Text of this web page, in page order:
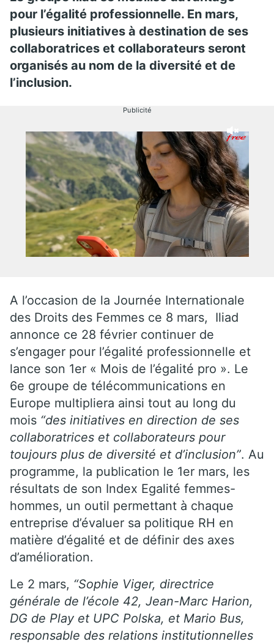
pour l’égalité professionnelle. En mars,
plusieurs initiatives à destination de ses
collaboratrices et collaborateurs seront
organisés au nom de la diversité et de
l’inclusion.
Publicité
A l’occasion de la Journée Internationale
des Droits des Femmes ce 8 mars, Iliad
annonce ce 28 février continuer de
s’engager pour l’égalité professionnelle et
lance son 1er « Mois de l’égalité pro ». Le
6e groupe de télécommunications en
Europe multipliera ainsi tout au long du
mois “des initiatives en direction de ses
collaboratrices et collaborateurs pour
toujours plus de diversité et d’inclusion”. Au
programme, la publication le 1er mars, les
résultats de son Index Egalité femmes-
hommes, un outil permettant à chaque
entreprise d’évaluer sa politique RH en
matière d’égalité et de définir des axes
d’amélioration.
Le 2 mars, “Sophie Viger, directrice
générale de l’école 42, Jean-Marc Harion,
DG de Play et UPC Polska, et Mario Bus,
responsable des relations institutionnelles